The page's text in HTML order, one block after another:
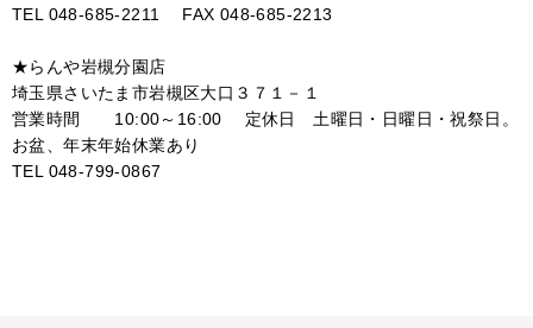
TEL 048-685-2211 FAX 048-685-2213
★らんや岩槻分園店
埼玉県さいたま市岩槻区大口３７１－１
営業時間 10:00～16:00 定休日 土曜日・日曜日・祝祭日。
お盆、年末年始休業あり
TEL 048-799-0867